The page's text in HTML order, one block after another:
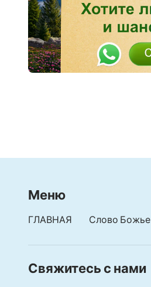
Меню
ГЛАВНАЯ Слово Божье
Свяжитесь с нами